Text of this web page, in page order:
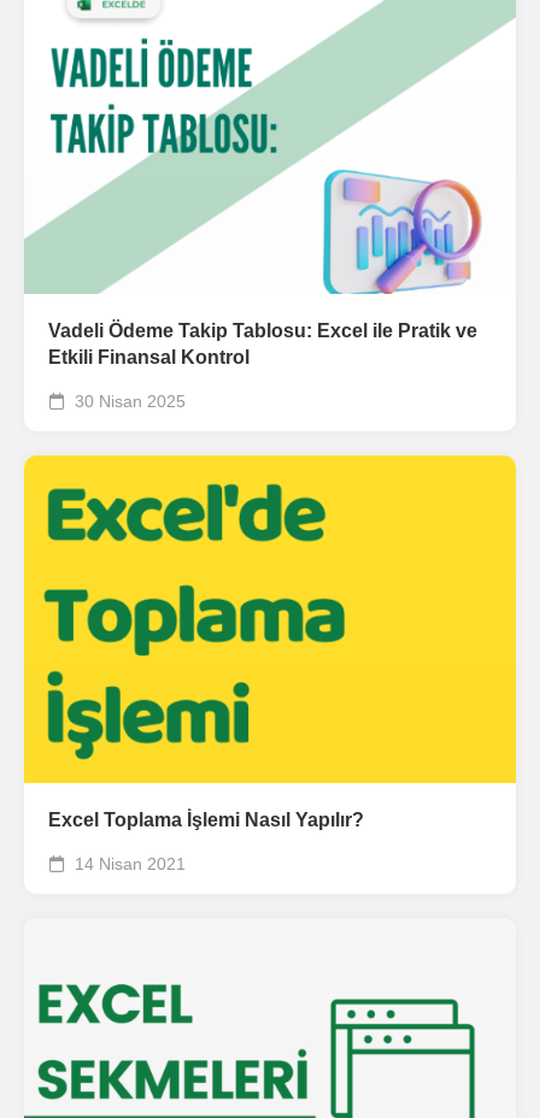
Vadeli Ödeme Takip Tablosu: Excel ile Pratik ve
Etkili Finansal Kontrol
30 Nisan 2025
Excel Toplama İşlemi Nasıl Yapılır?
14 Nisan 2021